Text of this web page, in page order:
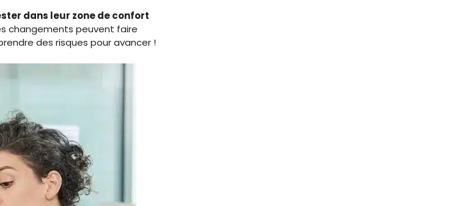
dans leur zone de confort
changements peuvent faire
des risques pour avancer !